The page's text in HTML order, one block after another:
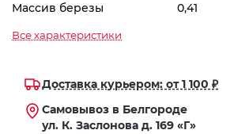
Массив березы 0,41
Все характеристики
Доставка курьером: от 1 100 ₽
Самовывоз в Белгороде
ул. К. Заслонова д. 169 «Г»